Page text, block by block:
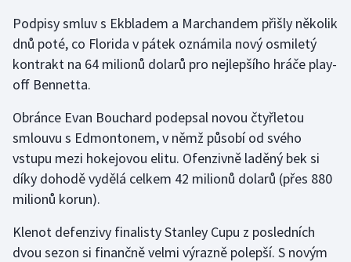
Podpisy smluv s Ekbladem a Marchandem přišly několik
dnů poté, co Florida v pátek oznámila nový osmiletý
kontrakt na 64 milionů dolarů pro nejlepšího hráče play-
off Bennetta.
Obránce Evan Bouchard podepsal novou čtyřletou
smlouvu s Edmontonem, v němž působí od svého
vstupu mezi hokejovou elitu. Ofenzivně laděný bek si
díky dohodě vydělá celkem 42 milionů dolarů (přes 880
milionů korun).
Klenot defenzivy finalisty Stanley Cupu z posledních
dvou sezon si finančně velmi výrazně polepší. S novým